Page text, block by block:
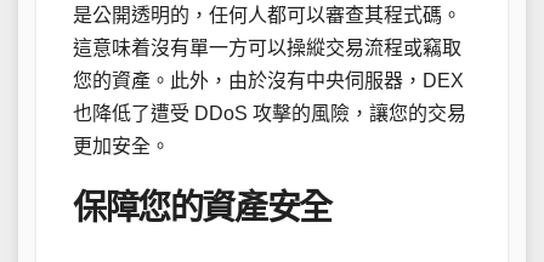
是公開透明的，任何人都可以審查其程式碼。
這意味着沒有單一方可以操縱交易流程或竊取
您的資產。此外，由於沒有中央伺服器，DEX
也降低了遭受 DDoS 攻擊的風險，讓您的交易
更加安全。
保障您的資產安全